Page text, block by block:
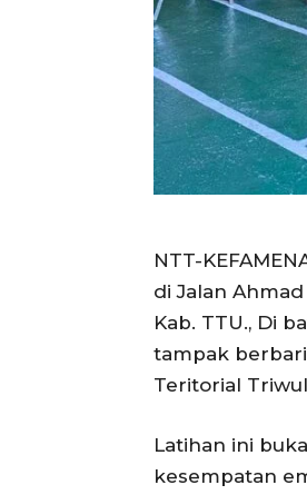
NTT-
di Jalan
Kab. TTU., Di
tampak
Teritorial
Latihan ini
kesempatan